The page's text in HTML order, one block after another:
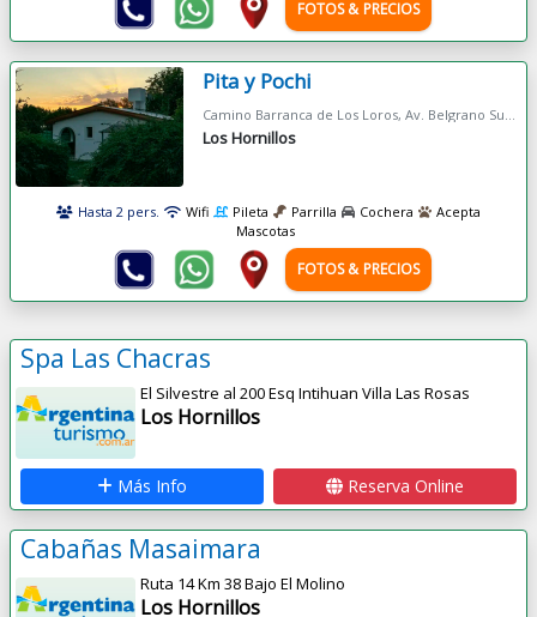
FOTOS & PRECIOS
Pita y Pochi
Los Hornillos
Hasta 2 pers. Wifi Pileta Parrilla Cochera
Acepta
Mascotas
FOTOS & PRECIOS
Spa Las Chacras
El Silvestre al 200 Esq Intihuan Villa Las Rosas
Los Hornillos
Más Info Reserva Online
Cabañas Masaimara
Ruta 14 Km 38 Bajo El Molino
Los Hornillos